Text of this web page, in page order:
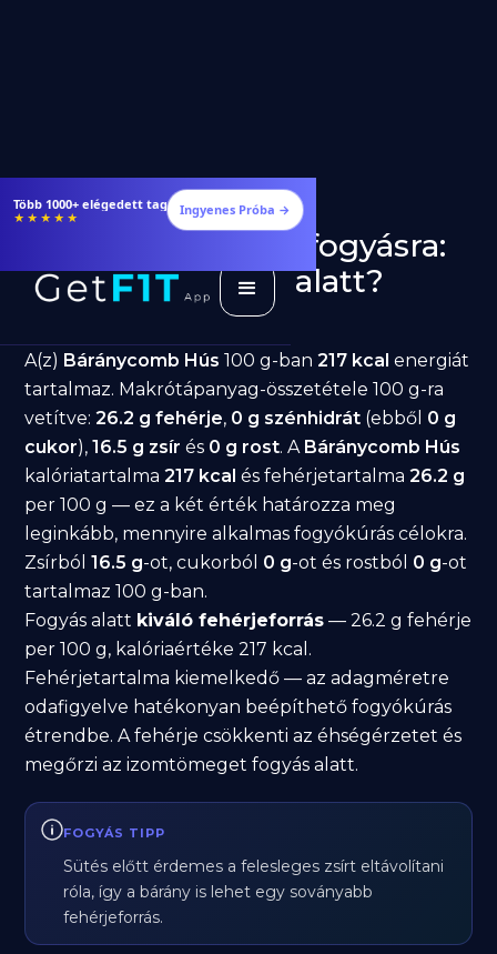
Több 1000+ elégedett tag
★★★★★ Ingyenes Próba →
Báránycomb Hús fogyásra:
jó választás diéta alatt?
A(z) Báránycomb Hús 100 g-ban217 kcal energiát
tartalmaz. Makrótápanyag-összetétele 100 g-ra
vetítve:26.2 g fehérje, 0 g szénhidrát (ebből 0 g
cukor),16.5 g zsír és 0 g rost. A Báránycomb Hús
kalóriatartalma217 kcal és fehérjetartalma26.2 g
per 100 g — ez a két érték határozza meg
leginkább, mennyire alkalmas fogyókúrás célokra.
Zsírból16.5 g-ot, cukorból 0 g-ot és rostból 0 g-ot
tartalmaz 100 g-ban.
Fogyás alatt kiváló fehérjeforrás — 26.2 g fehérje
per 100 g, kalóriaértéke 217 kcal.
Fehérjetartalma kiemelkedő — az adagméretre
odafigyelve hatékonyan beépíthető fogyókúrás
étrendbe. A fehérje csökkenti az éhségérzetet és
megőrzi az izomtömeget fogyás alatt.
FOGYÁS TIPP
Sütés előtt érdemes a felesleges zsírt eltávolítani
róla, így a bárány is lehet egy soványabb
fehérjeforrás.